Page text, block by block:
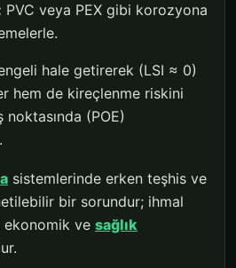
PVC veya PEX gibi korozyona
hale getirerek (LSI ≈ 0)
hem de kireçlenme riskini
(POE)
sistemlerinde erken teşhis ve
bir sorundur; ihmal
ve sağlık